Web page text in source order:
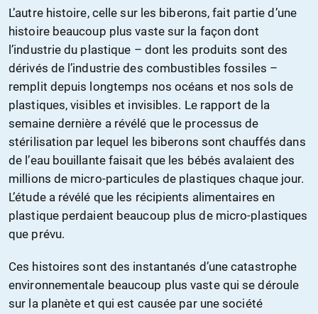
L’autre histoire, celle sur les biberons, fait partie d’une
histoire beaucoup plus vaste sur la façon dont
l’industrie du plastique – dont les produits sont des
dérivés de l’industrie des combustibles fossiles –
remplit depuis longtemps nos océans et nos sols de
plastiques, visibles et invisibles. Le rapport de la
semaine dernière a révélé que le processus de
stérilisation par lequel les biberons sont chauffés dans
de l’eau bouillante faisait que les bébés avalaient des
millions de micro-particules de plastiques chaque jour.
L’étude a révélé que les récipients alimentaires en
plastique perdaient beaucoup plus de micro-plastiques
que prévu.
Ces histoires sont des instantanés d’une catastrophe
environnementale beaucoup plus vaste qui se déroule
sur la planète et qui est causée par une société